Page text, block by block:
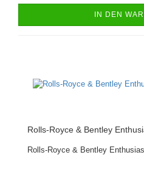
IN DEN
Rolls-Royce & Bentley
Rolls-Royce & Bentley